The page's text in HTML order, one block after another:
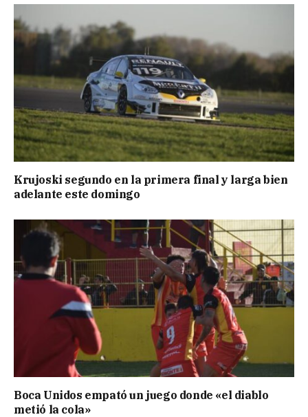
Krujoski segundo en la primera final y larga bien
adelante este domingo
Boca Unidos empató un juego donde «el diablo
metió la cola»